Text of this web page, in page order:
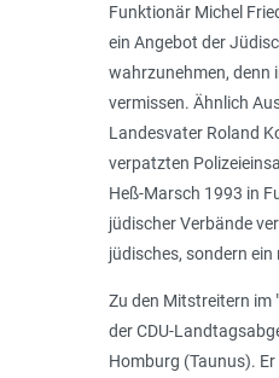
Funktionär Michel
ein Angebot der
wahrzunehmen, denn
vermissen. Ähnlich
Landesvater Roland
verpatzten
Heß-Marsch 1993 in
jüdischer Verbände
jüdisches, sondern
Zu den Mitstreitern im
der CDU-
Homburg (Taunus).